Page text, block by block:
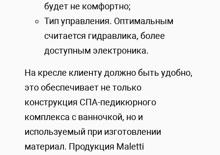
будет не комфортно;
Тип управления. Оптимальным
считается гидравлика, более
доступным электроника.
На кресле клиенту должно быть удобно,
это обеспечивает не только
конструкция СПА-педикюрного
комплекса с ванночкой, но и
используемый при изготовлении
материал. Продукция Maletti